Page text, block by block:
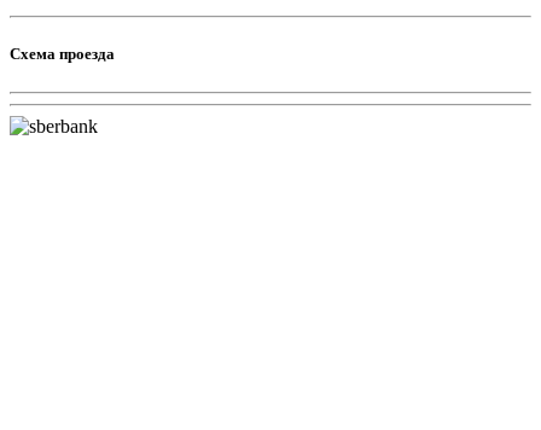
Схема проезда